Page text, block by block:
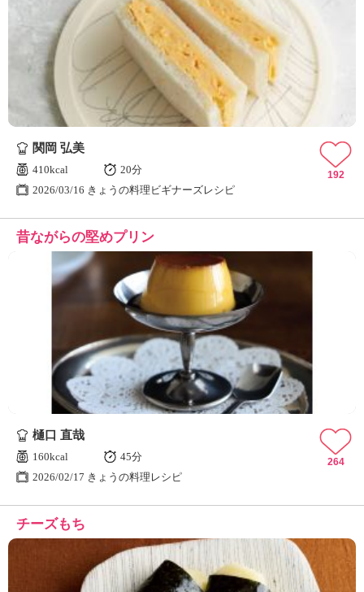
関岡 弘美
410kcal
20分
2026/03/16 きょうの料理ビギナーズレシピ
192
昔ながらの堅めプリン
樋口 直哉
160kcal
45分
2026/02/17 きょうの料理レシピ
264
チーズもち